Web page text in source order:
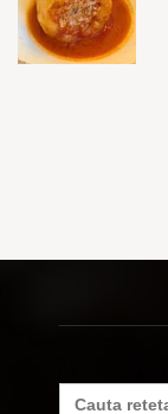
Search
for: